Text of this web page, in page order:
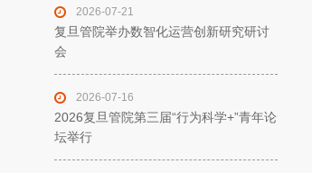
2026-07-21
复旦管院举办数智化运营创新研究研讨
会
2026-07-16
2026复旦管院第三届“行为科学+”青年论
坛举行